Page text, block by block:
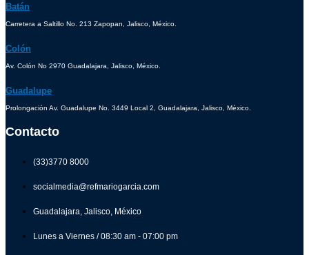
Batán
Carretera a Saltillo No. 213 Zapopan, Jalisco, México.
Colón
Av. Colón No 2970 Guadalajara, Jalisco, México.
Guadalupe
Prolongación Av. Guadalupe No. 3449 Local 2, Guadalajara, Jalisco, México.
Contacto
(33)3770 8000
socialmedia@refmariogarcia.com
Guadalajara, Jalisco, México
Lunes a Viernes / 08:30 am - 07:00 pm